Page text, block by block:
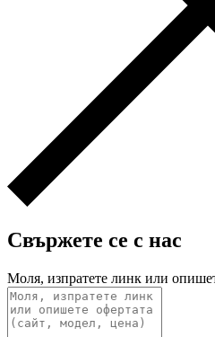
Свържете се с нас
Моля, изпратете линк или